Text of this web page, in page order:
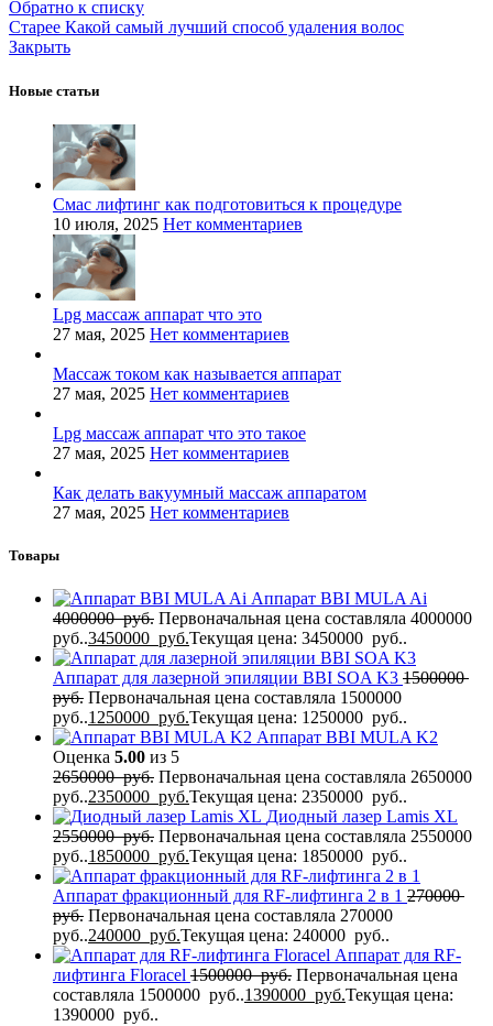
Обратно к списку
Старее Какой самый лучший способ удаления волос
Закрыть
Новые статьи
Смас лифтинг как подготовиться к процедуре
10 июля, 2025 Нет комментариев
Lpg массаж аппарат что это
27 мая, 2025 Нет комментариев
Массаж током как называется аппарат
27 мая, 2025 Нет комментариев
Lpg массаж аппарат что это такое
27 мая, 2025 Нет комментариев
Как делать вакуумный массаж аппаратом
27 мая, 2025 Нет комментариев
Товары
Аппарат BBI MULA Ai
4000000руб. Первоначальная цена составляла 4000000
руб..3450000 руб.Текущая цена: 3450000 руб..
Аппарат для лазерной эпиляции BBI SOA K3 1500000
руб. Первоначальная цена составляла 1500000
руб..1250000 руб.Текущая цена: 1250000 руб..
Аппарат BBI MULA K2
Оценка 5.00 из 5
2650000руб. Первоначальная цена составляла 2650000
руб..2350000 руб.Текущая цена: 2350000 руб..
Диодный лазер Lamis XL
2550000руб. Первоначальная цена составляла 2550000
руб..1850000 руб.Текущая цена: 1850000 руб..
Аппарат фракционный для RF-лифтинга 2 в 1 270000
руб. Первоначальная цена составляла 270000
руб..240000 руб.Текущая цена: 240000 руб..
Аппарат для RF-
лифтинга Flоrасеl 1500000руб. Первоначальная цена
составляла 1500000 руб..1390000 руб.Текущая цена:
1390000 руб..